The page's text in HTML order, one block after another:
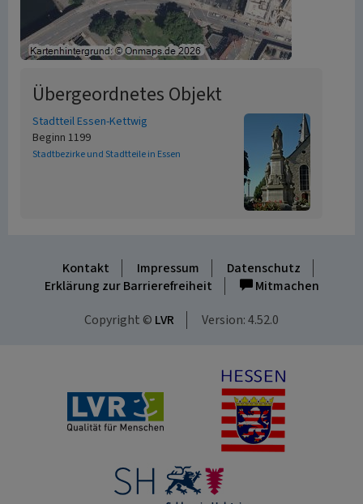
Übergeordnetes Objekt
Stadtteil Essen-Kettwig
Beginn 1199
Stadtbezirke und Stadtteile in Essen
Kontakt Impressum
Datenschutz
Erklärung zur Barrierefreiheit
Mitmachen
Copyright © LVR Version: 4.52.0